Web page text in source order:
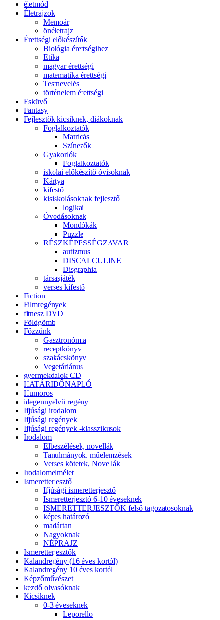
életmód
Életrajzok
Memoár
önéletrajz
Érettségi előkészítők
Biológia érettségihez
Etika
magyar érettségi
matematika érettségi
Testnevelés
történelem érettségi
Esküvő
Fantasy
Fejlesztők kicsiknek, diákoknak
Foglalkoztatók
Matricás
Színezők
Gyakorlók
Foglalkoztatók
iskolai előkészítő óvisoknak
Kártya
kifestő
kisiskolásoknak fejlesztő
logikai
Óvodásoknak
Mondókák
Puzzle
RÉSZKÉPESSÉGZAVAR
autizmus
DISCALCULINE
Disgraphia
társasjáték
verses kifestő
Fiction
Filmregények
fitnesz DVD
Földgömb
Főzzünk
Gasztronómia
receptkönyv
szakácskönyv
Vegetáriánus
gyermekdalok CD
HATÁRIDŐNAPLÓ
Humoros
idegennyelvű regény
Ifjúsági irodalom
Ifjúsági regények
Ifjúsági regények -klasszikusok
Irodalom
Elbeszélések, novellák
Tanulmányok, műelemzések
Verses kötetek, Novellák
Irodalomelmélet
Ismeretterjesztő
Ifjúsági ismeretterjesztő
Ismeretterjesztó 6-10 éveseknek
ISMERETTERJESZTŐK felső tagozatosoknak
képes határozó
madártan
Nagyoknak
NÉPRAJZ
Ismeretterjesztők
Kalandregény (16 éves kortól)
Kalandregény 10 éves kortól
Képzőművészet
kezdő olvasóknak
Kicsiknek
0-3 éveseknek
Leporello